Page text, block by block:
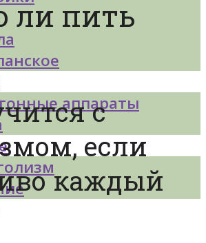
аппараты
ли пить
с
если
каждый